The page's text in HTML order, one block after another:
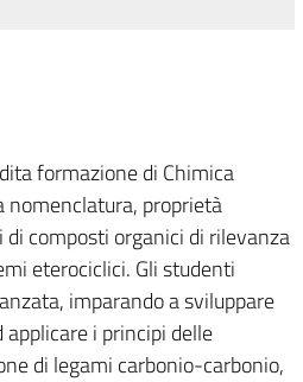
formazione di Chimica
nomenclatura, proprietà
composti organici di rilevanza
eterociclici. Gli studenti
imparando a sviluppare
i principi delle
di legami carbonio-carbonio,